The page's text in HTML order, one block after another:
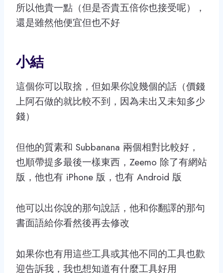
所以他貴一點（但是否貴五倍你也接受呢），
還是雖然他便宜但也不好
小結
這個你可以取捨，但如果你說幾個的話（價錢
上阿石做的就比較不到，因為未出又未知多少
錢）
但他的質素和 Subbanana 兩個相對比較好，
也順帶提多最後一樣東西，Zeemo 除了有網站
版，他也有 iPhone 版，也有 Android 版
他可以出你說的那句說話，他和你翻譯的那句
書面語給你看然後再去修改
如果你也有用這些工具或其他不同的工具也歡
迎告訴我，我也想知道有什麼工具好用